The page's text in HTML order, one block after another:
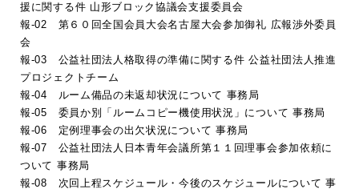
援に関する件 山形ブロック協議会支援委員会
報-02 第６０回全国会員大会名古屋大会参加御礼 広報渉外委員
会
報-03 公益社団法人格取得の準備に関する件 公益社団法人推進
プロジェクトチーム
報-04 ルーム備品の未返却状況について 事務局
報-05 委員か別「ルームコピー機使用状況」について 事務局
報-06 定例理事会の出欠状況について 事務局
報-07 公益社団法人日本青年会議所第１１回理事会参加依頼に
ついて 事務局
報-08 次回上程スケジュール・今後のスケジュールについて 事